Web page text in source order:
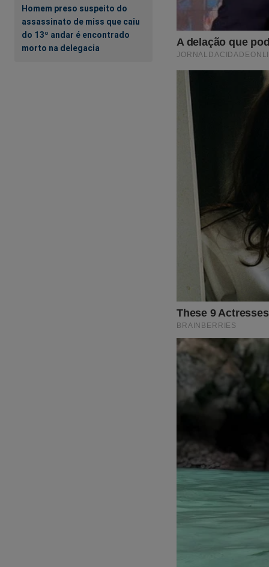
Homem preso suspeito do
assassinato de miss que caiu
do 13º andar é encontrado
morto na delegacia